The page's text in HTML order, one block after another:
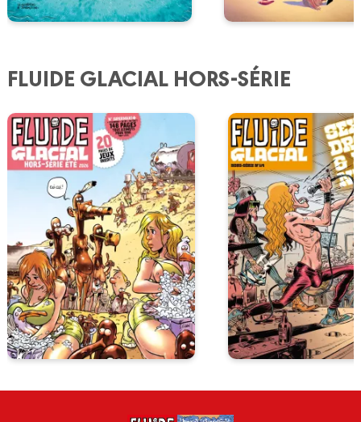
FLUIDE GLACIAL HORS-SÉRIE